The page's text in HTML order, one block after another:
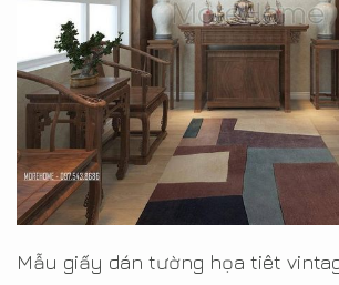
Mẫu giấy dán tường họa tiêt